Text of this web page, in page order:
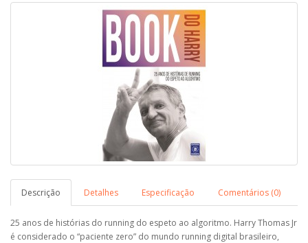
Descrição Detalhes Especificação Comentários (0)
25 anos de histórias do running do espeto ao algoritmo. Harry Thomas Jr
é considerado o “paciente zero” do mundo running digital brasileiro,